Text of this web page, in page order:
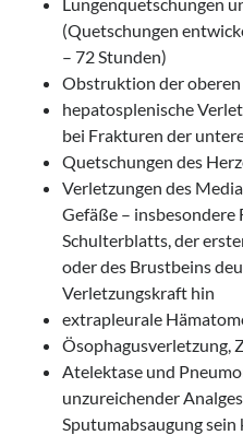
(Quetschungen
– 72 Stunden)
Obstruktion der
hepatosplenische
bei Frakturen der
Quetschungen des
Verletzungen des
Gefäße – insbesondere
Schulterblatts, der
oder des Brustbeins
Verletzungskraft hin
extrapleurale
Ösophagusverletzung,
Atelektase und
unzureichender
Sputumabsaugung sein